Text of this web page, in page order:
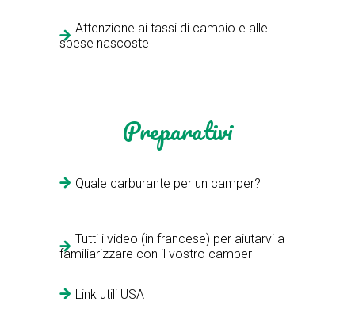
Attenzione ai tassi di cambio e alle
spese nascoste
Preparativi
Quale carburante per un camper?
Tutti i video (in francese) per aiutarvi a
familiarizzare con il vostro camper
Link utili USA